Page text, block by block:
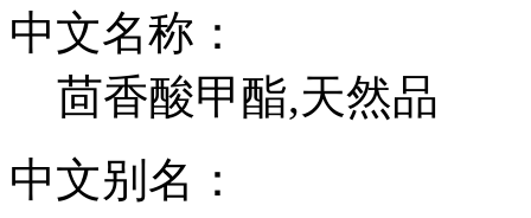
中文名称：
茴香酸甲酯,天然品
中文别名：